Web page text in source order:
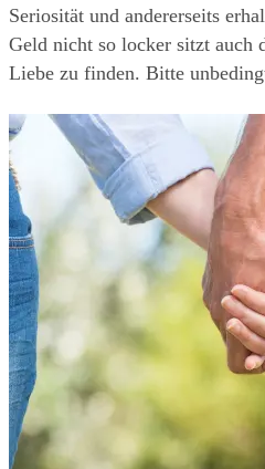
Seriosität und andererseits
Geld nicht so locker sitzt auch
Liebe zu finden. Bitte